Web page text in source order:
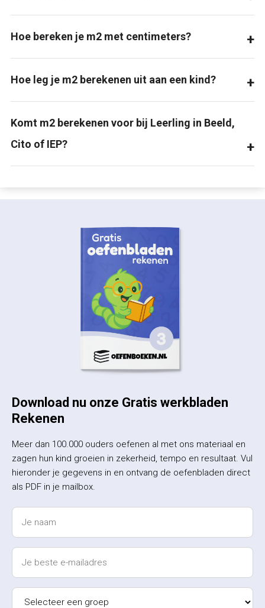
Hoe bereken je m2 met centimeters?
Hoe leg je m2 berekenen uit aan een kind?
Komt m2 berekenen voor bij Leerling in Beeld,
Cito of IEP?
Download nu onze Gratis werkbladen
Rekenen
Meer dan 100.000 ouders oefenen al met ons materiaal en
zagen hun kind groeien in zekerheid, tempo en resultaat. Vul
hieronder je gegevens in en ontvang de oefenbladen direct
als PDF in je mailbox.